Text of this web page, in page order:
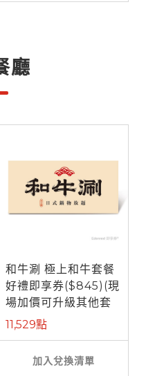
廳
和牛涮 極上和牛套餐
好禮即享券($845)(現
場加價可升級其他套
餐)
11,529點
加入兌換清單